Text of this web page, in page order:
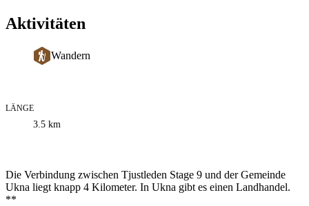
Aktivitäten
Wandern
Informationen
zum
LÄNGE
3.5 km
Die Verbindung zwischen Tjustleden Stage 9 und der Gemeinde
Ukna liegt knapp 4 Kilometer. In Ukna gibt es einen Landhandel.
**